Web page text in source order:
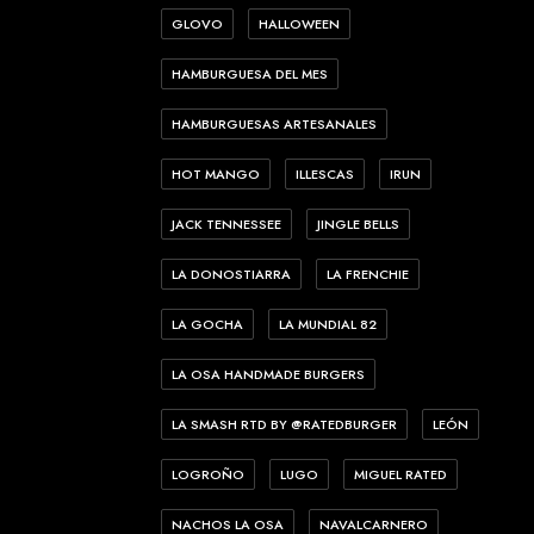
GLOVO HALLOWEEN
HAMBURGUESA DEL MES
HAMBURGUESAS ARTESANALES
HOT MANGO ILLESCAS IRUN
JACK TENNESSEE JINGLE BELLS
LA DONOSTIARRA LA FRENCHIE
LA GOCHA LA MUNDIAL 82
LA OSA HANDMADE BURGERS
LA SMASH RTD BY @RATEDBURGER LEÓN
LOGROÑO LUGO MIGUEL RATED
NACHOS LA OSA NAVALCARNERO